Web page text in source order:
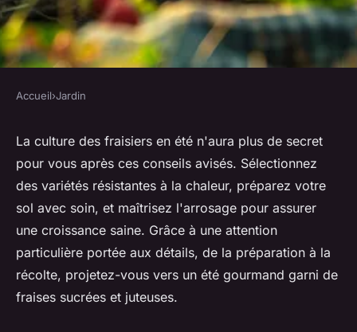
Cultivez facilement vos
fraisiers pour l'été
Zélie•3 juin 2024• 3 min de lecture
Accueil›Jardin
La culture des fraisiers en été n'aura plus de secret
pour vous après ces conseils avisés. Sélectionnez
des variétés résistantes à la chaleur, préparez votre
sol avec soin, et maîtrisez l'arrosage pour assurer
une croissance saine. Grâce à une attention
particulière portée aux détails, de la préparation à la
récolte, projetez-vous vers un été gourmand garni de
fraises sucrées et juteuses.